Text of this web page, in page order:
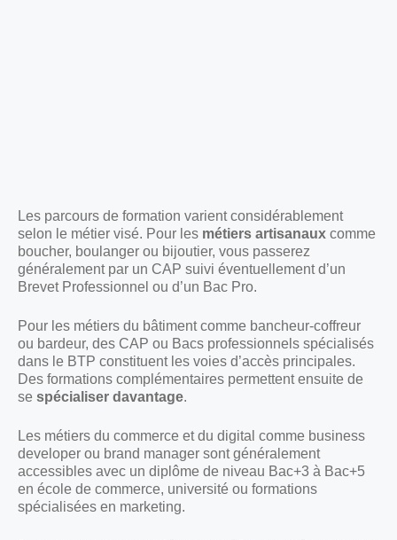
Les parcours de formation varient considérablement
selon le métier visé. Pour les métiers artisanaux comme
boucher, boulanger ou bijoutier, vous passerez
généralement par un CAP suivi éventuellement d’un
Brevet Professionnel ou d’un Bac Pro.
Pour les métiers du bâtiment comme bancheur-coffreur
ou bardeur, des CAP ou Bacs professionnels spécialisés
dans le BTP constituent les voies d’accès principales.
Des formations complémentaires permettent ensuite de
se spécialiser davantage.
Les métiers du commerce et du digital comme business
developer ou brand manager sont généralement
accessibles avec un diplôme de niveau Bac+3 à Bac+5
en école de commerce, université ou formations
spécialisées en marketing.